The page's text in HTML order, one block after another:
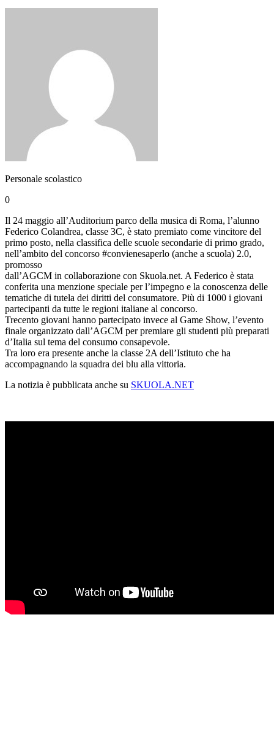
Personale scolastico
0
Il 24 maggio all’Auditorium parco della musica di Roma, l’alunno
Federico Colandrea, classe 3C, è stato premiato come vincitore del
primo posto, nella classifica delle scuole secondarie di primo grado,
nell’ambito del concorso #convienesaperlo (anche a scuola) 2.0,
promosso
dall’AGCM in collaborazione con Skuola.net. A Federico è stata
conferita una menzione speciale per l’impegno e la conoscenza delle
tematiche di tutela dei diritti del consumatore. Più di 1000 i giovani
partecipanti da tutte le regioni italiane al concorso.
Trecento giovani hanno partecipato invece al Game Show, l’evento
finale organizzato dall’AGCM per premiare gli studenti più preparati
d’Italia sul tema del consumo consapevole.
Tra loro era presente anche la classe 2A dell’Istituto che ha
accompagnando la squadra dei blu alla vittoria.
La notizia è pubblicata anche su SKUOLA.NET